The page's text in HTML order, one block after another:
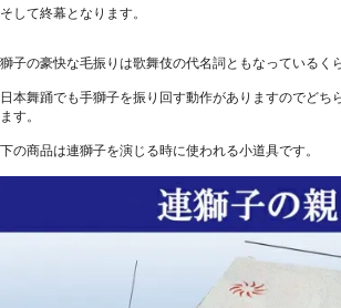
そして終幕となります。
獅子の豪快な毛振りは歌舞伎の代名詞ともなっているく
日本舞踊でも手獅子を振り回す動作がありますのでどち
ます。
下の商品は連獅子を演じる時に使われる小道具です。